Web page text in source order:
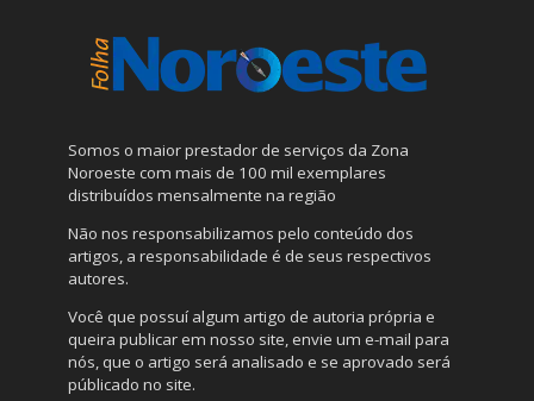
Somos o maior prestador de serviços da Zona
Noroeste com mais de 100 mil exemplares
distribuídos mensalmente na região
Não nos responsabilizamos pelo conteúdo dos
artigos, a responsabilidade é de seus respectivos
autores.
Você que possuí algum artigo de autoria própria e
queira publicar em nosso site, envie um e-mail para
nós, que o artigo será analisado e se aprovado será
públicado no site.